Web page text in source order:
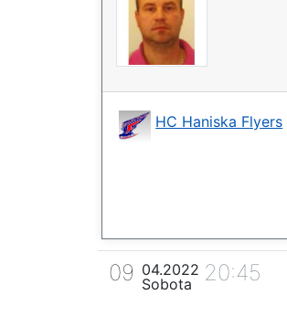
HC Haniska Flyers
09 04.2022
Sobota
20:45